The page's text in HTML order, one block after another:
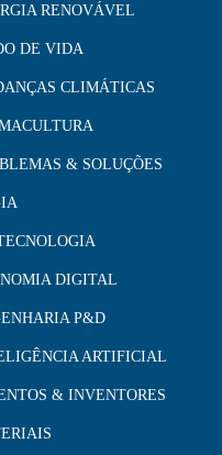
RENOVÁVEL
DE VIDA
CLIMÁTICAS
& SOLUÇÕES
DIGITAL
P&D
ARTIFICIAL
& INVENTORES